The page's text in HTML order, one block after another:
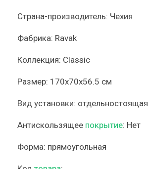
Страна-производитель: Чехия
Фабрика: Ravak
Коллекция: Classic
Размер: 170x70x56.5 см
Вид установки: отдельностоящая
Антискользящее покрытие: Нет
Форма: прямоугольная